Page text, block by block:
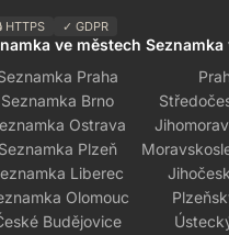
HTTPS ✓ GDPR
ve městech
Praha
Seznamka Brno
Ostrava
Seznamka Plzeň
Liberec
Olomouc
Budějovice